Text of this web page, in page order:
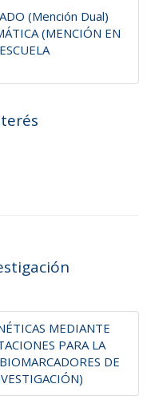
(Mención Dual)
(MENCIÓN EN
MEDIANTE
PARA LA
DE